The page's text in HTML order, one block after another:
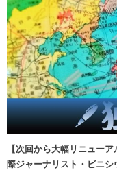
【次回から大幅リニュー
際ジャーナリスト・ビニシ